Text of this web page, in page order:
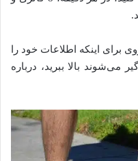
برای اینکه اطلاعات خود را
می‌شوند بالا ببرید، درباره